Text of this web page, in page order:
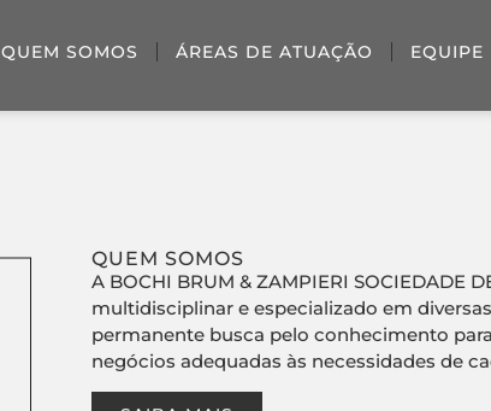
QUEM SOMOS ÁREAS DE ATUAÇÃO EQUIPE
QUEM SOMOS
A BOCHI BRUM & ZAMPIERI SOCIEDADE
multidisciplinar e especializado em
permanente busca pelo conhecimento
negócios adequadas às necessidades de